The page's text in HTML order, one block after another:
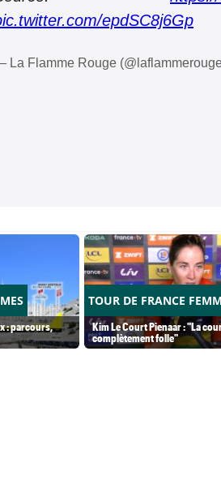
epdSC8j6Gp
La Flamme Rouge
: parcours,
TOUR DE FRANCE
Kim Le Court Pienaar : "La
complètement folle"